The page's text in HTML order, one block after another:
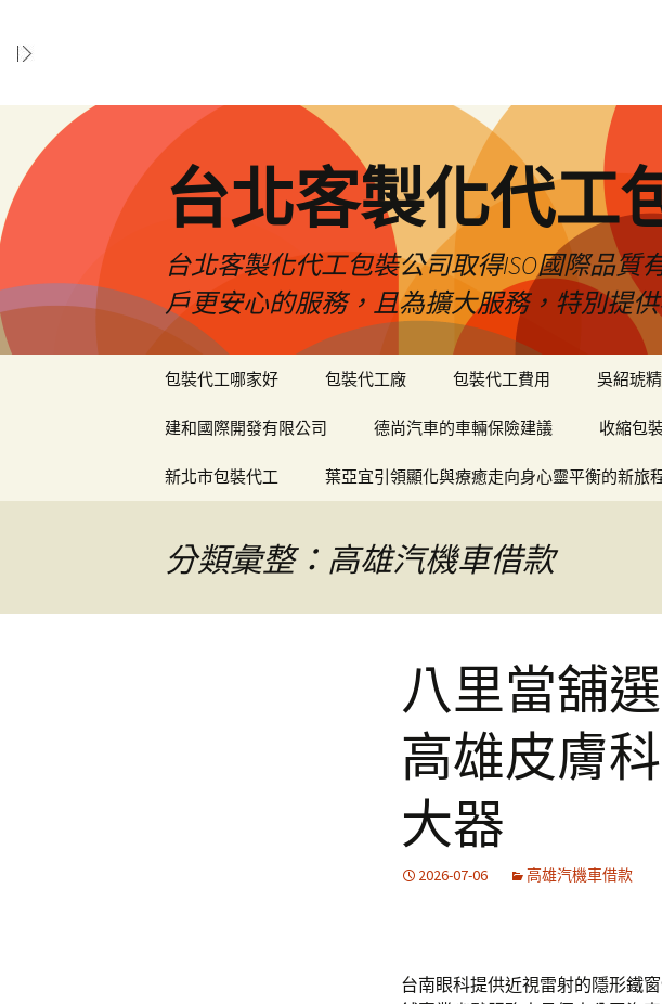
台北客製化代工
台北客製化代工包裝公司取得ISO國際品
戶更安心的服務，且為擴大服務，特別提
包裝代工哪家好 包裝代工廠 包裝代工費用 吳紹琥
建和國際開發有限公司 德尚汽車的車輛保險建議 收縮包
新北市包裝代工 葉亞宜引領顯化與療癒走向身心靈平衡的新旅
分類彙整：高雄汽機車借款
八里當舖
高雄皮膚
大器
2026-07-06 高雄汽機車借款
台南眼科提供近視雷射的隱形鐵窗